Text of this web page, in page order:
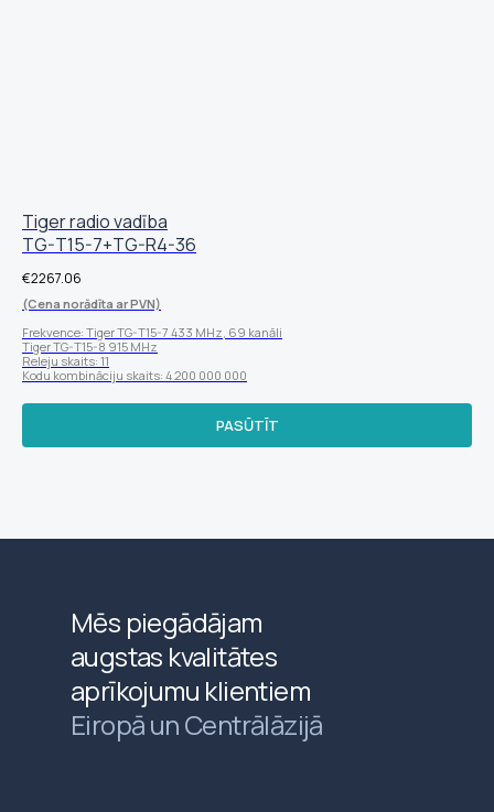
Tiger radio vadība
TG-T15-7+TG-R4-36
€2267.06
(Cena norādīta ar PVN)
Frekvence: Tiger TG-T15-7 433 MHz, 69 kanāli
Tiger TG-T15-8 915 MHz
Releju skaits: 11
Kodu kombināciju skaits: 4 200 000 000
PASŪTĪT
Mēs piegādājam
augstas kvalitātes
aprīkojumu klientiem
Eiropā un Centrālāzijā